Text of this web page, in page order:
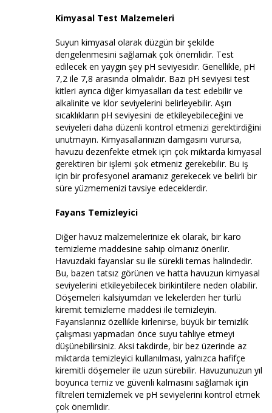
Kimyasal Test Malzemeleri
Suyun kimyasal olarak düzgün bir şekilde
dengelenmesini sağlamak çok önemlidir. Test
edilecek en yaygın şey pH seviyesidir. Genellikle, pH
7,2 ile 7,8 arasında olmalıdır. Bazı pH seviyesi test
kitleri ayrıca diğer kimyasalları da test edebilir ve
alkalinite ve klor seviyelerini belirleyebilir. Aşırı
sıcaklıkların pH seviyesini de etkileyebileceğini ve
seviyeleri daha düzenli kontrol etmenizi gerektirdiğini
unutmayın. Kimyasallarınızın damgasını vurursa,
havuzu dezenfekte etmek için çok miktarda kimyasal
gerektiren bir işlemi şok etmeniz gerekebilir. Bu iş
için bir profesyonel aramanız gerekecek ve belirli bir
süre yüzmemenizi tavsiye edeceklerdir.
Fayans Temizleyici
Diğer havuz malzemelerinize ek olarak, bir karo
temizleme maddesine sahip olmanız önerilir.
Havuzdaki fayanslar su ile sürekli temas halindedir.
Bu, bazen tatsız görünen ve hatta havuzun kimyasal
seviyelerini etkileyebilecek birikintilere neden olabilir.
Döşemeleri kalsiyumdan ve lekelerden her türlü
kiremit temizleme maddesi ile temizleyin.
Fayanslarınız özellikle kirlenirse, büyük bir temizlik
çalışması yapmadan önce suyu tahliye etmeyi
düşünebilirsiniz. Aksi takdirde, bir bez üzerinde az
miktarda temizleyici kullanılması, yalnızca hafifçe
kiremitli döşemeler ile uzun sürebilir. Havuzunuzun yıl
boyunca temiz ve güvenli kalmasını sağlamak için
filtreleri temizlemek ve pH seviyelerini kontrol etmek
çok önemlidir.